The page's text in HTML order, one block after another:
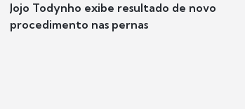
Jojo Todynho exibe resultado de novo
procedimento nas pernas